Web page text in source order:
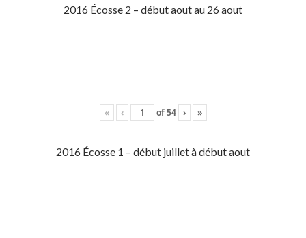
2016 Écosse 2 – début aout au 26 aout
« ‹ of54 › »
2016 Écosse 1 – début juillet à début aout